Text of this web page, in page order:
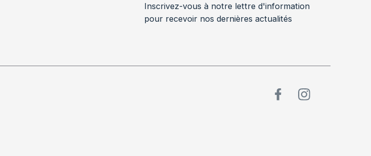
Inscrivez-vous à notre lettre d'information
pour recevoir nos dernières actualités